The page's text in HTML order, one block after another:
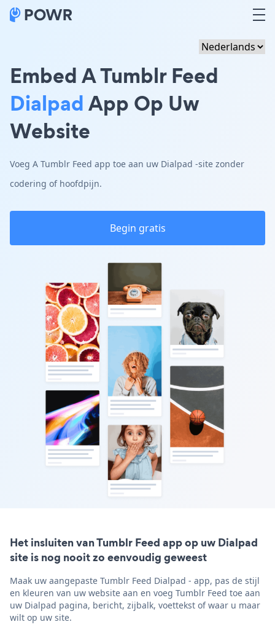
Embed A Tumblr Feed
DialpadApp Op Uw
Website
Voeg A Tumblr Feed app toe aan uw Dialpad -site zonder
codering of hoofdpijn.
Begin gratis
Het insluiten van Tumblr Feed app op uw Dialpad
site is nog nooit zo eenvoudig geweest
Maak uw aangepaste Tumblr Feed Dialpad - app, pas de stijl
en kleuren van uw website aan en voeg Tumblr Feed toe aan
uw Dialpad pagina, bericht, zijbalk, voettekst of waar u maar
wilt op uw site.